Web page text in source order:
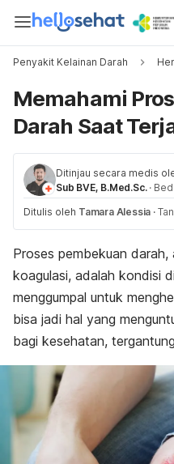
Penyakit Kelainan Darah
Memahami
Darah Saat
Ditinjau secara medis
Sub BVE, B.Med.Sc. ·
Ditulis oleh Tamara Alessia ·
Proses pembekuan
koagulasi, adalah kondisi
menggumpal untuk
bisa jadi hal yang
bagi kesehatan,